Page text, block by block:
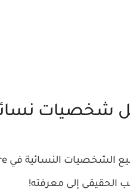
شخصيات
الحقيقي إلى معرفته!